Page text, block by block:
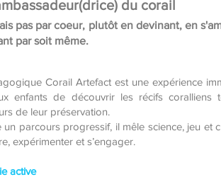
du corail
pas par coeur, plutôt en devinant, en
par soit même.
Corail Artefact est une expérience
enfants de découvrir les récifs coralliens
de leur préservation.
un parcours progressif, il mêle science, jeu et
expérimenter et s’engager.
active